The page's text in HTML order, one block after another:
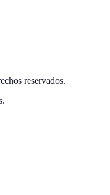
reservados.